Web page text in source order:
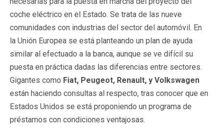
coche eléctrico en el Estado. Se trata de las nueve
comunidades con industrias del sector del automóvil. En
la Unión Europea se está planteando un plan de ayuda
similar al efectuado a la banca, aunque se ve difícil su
puesta en práctica dadas las diferencias entre sectores.
Gigantes como Fiat, Peugeot, Renault, y Volkswagen
están haciendo consultas al respecto, tras conocer que en
Estados Unidos se está proponiendo un programa de
préstamos con condiciones ventajosas.